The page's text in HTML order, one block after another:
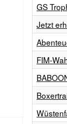
GS
Jetzt
FIM-